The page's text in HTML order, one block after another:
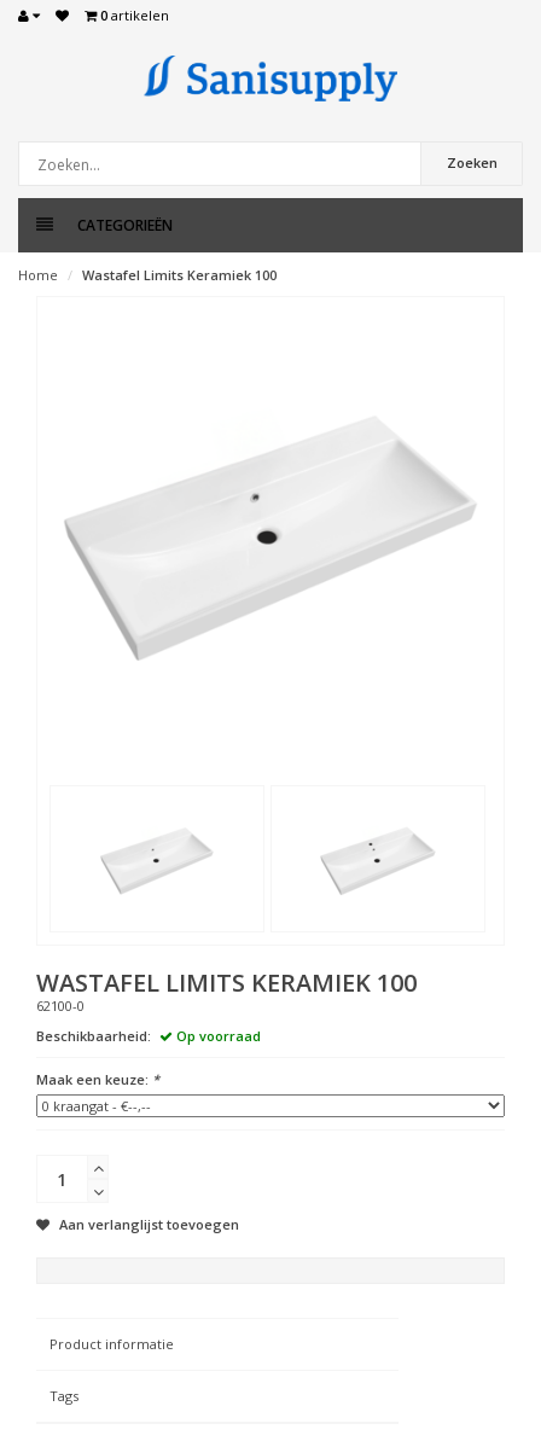
0 artikelen
Zoeken
CATEGORIEËN
Home Wastafel Limits Keramiek 100
WASTAFEL LIMITS KERAMIEK 100
62100-0
Beschikbaarheid:
Op voorraad
Maak een keuze: *
Aan verlanglijst toevoegen
Product informatie
Tags